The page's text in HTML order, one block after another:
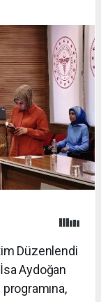
Düzenlendi
Aydoğan